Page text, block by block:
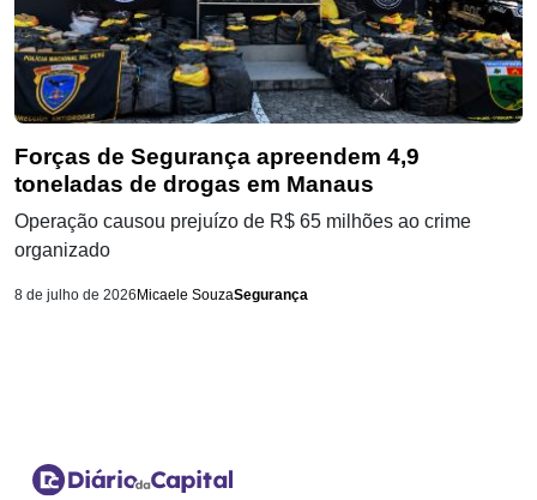
Forças de Segurança apreendem 4,9
toneladas de drogas em Manaus
Operação causou prejuízo de R$ 65 milhões ao crime
organizado
8 de julho de 2026 Micaele SouzaSegurança